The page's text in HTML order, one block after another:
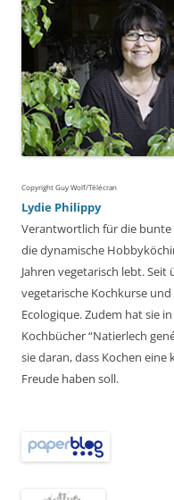
Copyright Guy Wolf/Télécran
Lydie Philippy
Verantwortlich für die bunte
die dynamische
Jahren vegetarisch lebt. Seit
vegetarische Kochkurse
Ecologique. Zudem hat sie
Kochbücher “Natierlech
sie daran, dass Kochen
Freude haben soll.